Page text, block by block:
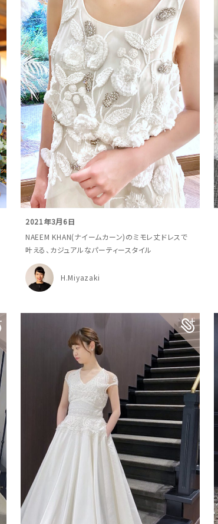
2021年3月6日
NAEEM KHAN(ナイームカーン)のミモレ丈ドレスで
叶える、カジュアルなパーティースタイル
H.Miyazaki